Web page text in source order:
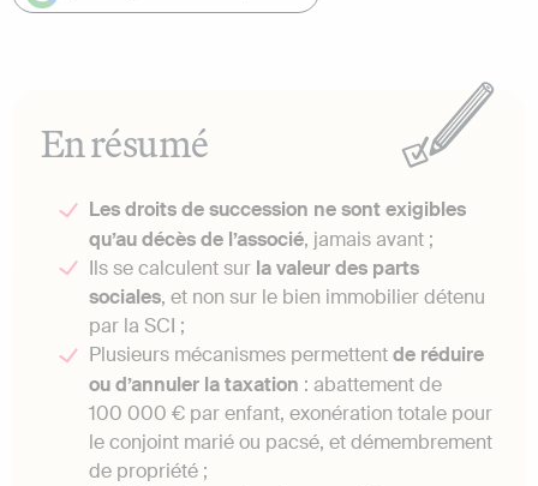
En résumé
Les droits de succession ne sont exigibles
qu’au décès de l’associé, jamais avant ;
Ils se calculent sur la valeur des parts
sociales, et non sur le bien immobilier détenu
par la SCI ;
Plusieurs mécanismes permettentde réduire
ou d’annuler la taxation : abattement de
100 000 € par enfant, exonération totale pour
le conjoint marié ou pacsé, et démembrement
de propriété ;